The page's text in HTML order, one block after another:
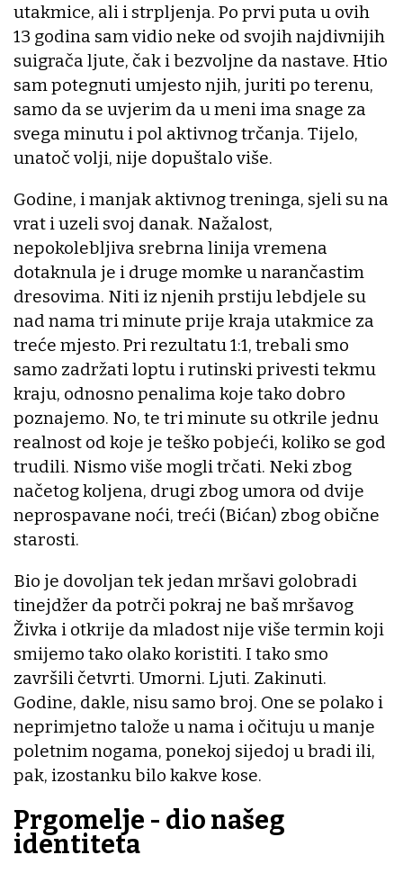
utakmice, ali i strpljenja. Po prvi puta u ovih
13 godina sam vidio neke od svojih najdivnijih
suigrača ljute, čak i bezvoljne da nastave. Htio
sam potegnuti umjesto njih, juriti po terenu,
samo da se uvjerim da u meni ima snage za
svega minutu i pol aktivnog trčanja. Tijelo,
unatoč volji, nije dopuštalo više.
Godine, i manjak aktivnog treninga, sjeli su na
vrat i uzeli svoj danak. Nažalost,
nepokolebljiva srebrna linija vremena
dotaknula je i druge momke u narančastim
dresovima. Niti iz njenih prstiju lebdjele su
nad nama tri minute prije kraja utakmice za
treće mjesto. Pri rezultatu 1:1, trebali smo
samo zadržati loptu i rutinski privesti tekmu
kraju, odnosno penalima koje tako dobro
poznajemo. No, te tri minute su otkrile jednu
realnost od koje je teško pobjeći, koliko se god
trudili. Nismo više mogli trčati. Neki zbog
načetog koljena, drugi zbog umora od dvije
neprospavane noći, treći (Bićan) zbog obične
starosti.
Bio je dovoljan tek jedan mršavi golobradi
tinejdžer da potrči pokraj ne baš mršavog
Živka i otkrije da mladost nije više termin koji
smijemo tako olako koristiti. I tako smo
završili četvrti. Umorni. Ljuti. Zakinuti.
Godine, dakle, nisu samo broj. One se polako i
neprimjetno talože u nama i očituju u manje
poletnim nogama, ponekoj sijedoj u bradi ili,
pak, izostanku bilo kakve kose.
Prgomelje - dio našeg
identiteta